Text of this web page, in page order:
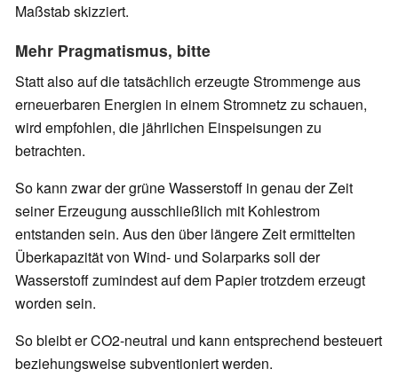
Maßstab skizziert.
Mehr Pragmatismus, bitte
Statt also auf die tatsächlich erzeugte Strommenge aus
erneuerbaren Energien in einem Stromnetz zu schauen,
wird empfohlen, die jährlichen Einspeisungen zu
betrachten.
So kann zwar der grüne Wasserstoff in genau der Zeit
seiner Erzeugung ausschließlich mit Kohlestrom
entstanden sein. Aus den über längere Zeit ermittelten
Überkapazität von Wind- und Solarparks soll der
Wasserstoff zumindest auf dem Papier trotzdem erzeugt
worden sein.
So bleibt er CO2-neutral und kann entsprechend besteuert
beziehungsweise subventioniert werden.